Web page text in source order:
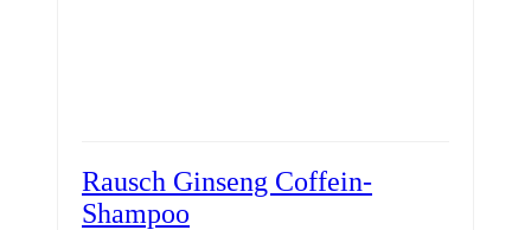
Rausch Ginseng Coffein-
Shampoo